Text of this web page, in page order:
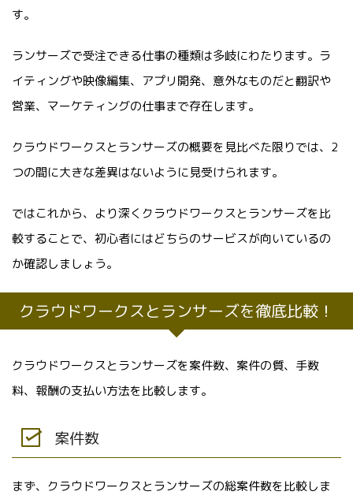
す。
ランサーズで受注できる仕事の種類は多岐にわたります。ラ
イティングや映像編集、アプリ開発、意外なものだと翻訳や
営業、マーケティングの仕事まで存在します。
クラウドワークスとランサーズの概要を見比べた限りでは、2
つの間に大きな差異はないように見受けられます。
ではこれから、より深くクラウドワークスとランサーズを比
較することで、初心者にはどちらのサービスが向いているの
か確認しましょう。
クラウドワークスとランサーズを徹底比較！
クラウドワークスとランサーズを案件数、案件の質、手数
料、報酬の支払い方法を比較します。
案件数
まず、クラウドワークスとランサーズの総案件数を比較しま